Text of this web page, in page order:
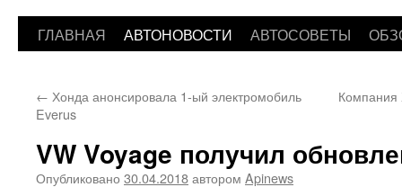
Перейти
содержимому
ГЛАВНАЯ АВТОНОВОСТИ АВТОСОВЕТЫ
← Хонда анонсировала 1-ый электромобиль
Everus
Компания
VW Voyage получил
Опубликовано 30.04.2018автором Apinews